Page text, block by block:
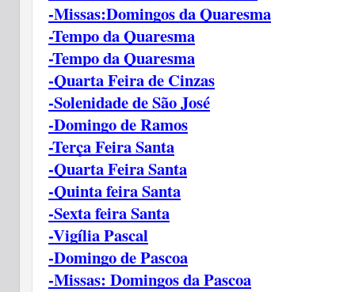
-Missas:Domingos da Quaresma
-Tempo da Quaresma
-Tempo da Quaresma
-Quarta Feira de Cinzas
-Solenidade de São José
-Domingo de Ramos
-Terça Feira Santa
-Quarta Feira Santa
-Quinta feira Santa
-Sexta feira Santa
-Vigília Pascal
-Domingo de Pascoa
-Missas: Domingos da Pascoa